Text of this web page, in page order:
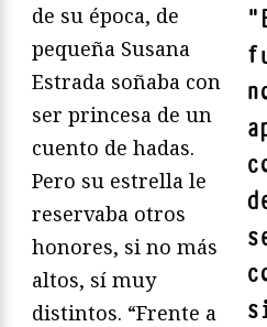
"
de su época, de
pequeña Susana
Estrada soñaba con
ser princesa de un
cuento de hadas.
Pero su estrella le
reservaba otros
honores, si no más
altos, sí muy
distintos. “Frente a